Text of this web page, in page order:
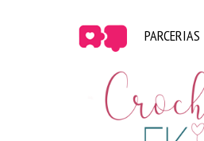
PARCERIAS